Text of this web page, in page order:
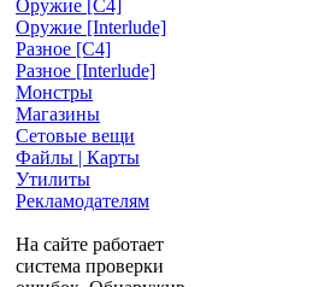
Оружие [С4]
Оружие [Interlude]
Разное [C4]
Разное [Interlude]
Монстры
Магазины
Сетовые вещи
Файлы | Карты
Утилиты
Рекламодателям
На сайте работает
система проверки